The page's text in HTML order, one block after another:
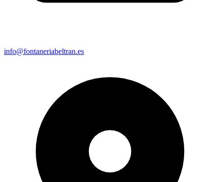
info@fontaneriabeltran.es